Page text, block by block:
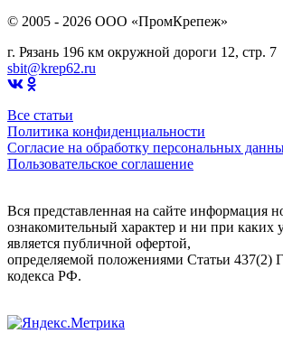
© 2005 - 2026 OOO «ПромКрепеж»
г. Рязань 196 км окружной дороги 12, стр. 7
sbit@krep62.ru
Все статьи
Политика конфиденциальности
Согласие на обработку персональных
Пользовательское соглашение
Вся представленная на сайте информация
ознакомительный характер и ни при каких
является публичной офертой,
определяемой положениями Статьи 437(2)
кодекса РФ.